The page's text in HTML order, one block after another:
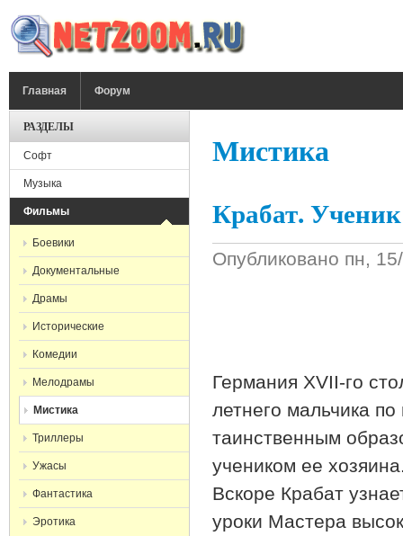
Главная Форум
Мистика
Крабат.
Опубликовано пн,
Германия XVII-го
летнего мальчика
таинственным
учеником ее
Вскоре Крабат
уроки Мастера
РАЗДЕЛЫ
Софт
Музыка
Фильмы
Боевики
Документальные
Драмы
Исторические
Комедии
Мелодрамы
Мистика
Триллеры
Ужасы
Фантастика
Эротика